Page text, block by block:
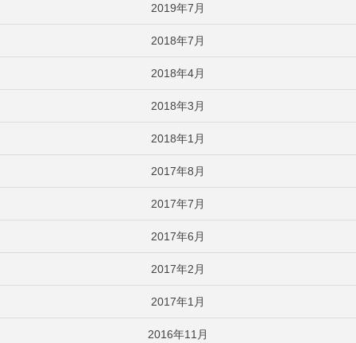
2019年7月
2018年7月
2018年4月
2018年3月
2018年1月
2017年8月
2017年7月
2017年6月
2017年2月
2017年1月
2016年11月